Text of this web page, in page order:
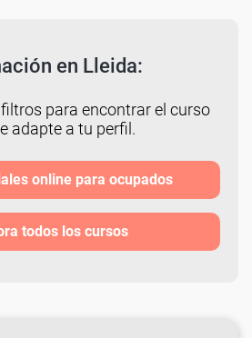
en Lleida:
para encontrar el curso
adapte a tu perfil.
online para ocupados
todos los cursos